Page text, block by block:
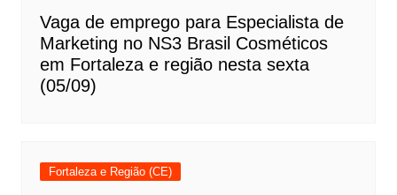
Vaga de emprego para Especialista de
Marketing no NS3 Brasil Cosméticos
em Fortaleza e região nesta sexta
(05/09)
Fortaleza e Região (CE)